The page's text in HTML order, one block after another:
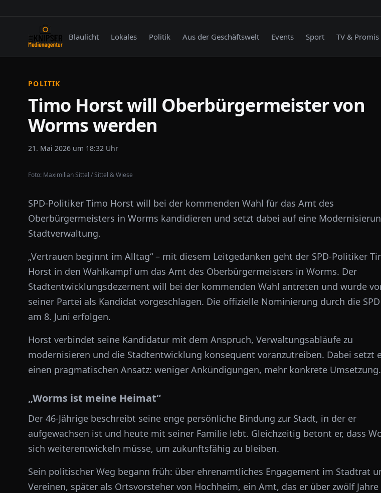
Blaulicht Lokales Politik Aus der Geschäftswelt Events Sport TV & Promis
POLITIK
Timo Horst will Oberbürgermeister von
Worms werden
21. Mai 2026 um 18:32 Uhr
Foto: Maximilian Sittel / Sittel & Wiese
SPD-Politiker Timo Horst will bei der kommenden Wahl für das Amt des
Oberbürgermeisters in Worms kandidieren und setzt dabei auf eine
Stadtverwaltung.
„Vertrauen beginnt im Alltag“ – mit diesem Leitgedanken geht der SPD-Politiker
Horst in den Wahlkampf um das Amt des Oberbürgermeisters in Worms. Der
Stadtentwicklungsdezernent will bei der kommenden Wahl antreten und wurde
seiner Partei als Kandidat vorgeschlagen. Die offizielle Nominierung durch die
am 8. Juni erfolgen.
Horst verbindet seine Kandidatur mit dem Anspruch, Verwaltungsabläufe zu
modernisieren und die Stadtentwicklung konsequent voranzutreiben. Dabei setzt
einen pragmatischen Ansatz: weniger Ankündigungen, mehr konkrete Umsetzung.
„Worms ist meine Heimat“
Der 46-Jährige beschreibt seine enge persönliche Bindung zur Stadt, in der er
aufgewachsen ist und heute mit seiner Familie lebt. Gleichzeitig betont er, dass
sich weiterentwickeln müsse, um zukunftsfähig zu bleiben.
Sein politischer Weg begann früh: über ehrenamtliches Engagement im Stadtrat
Vereinen, später als Ortsvorsteher von Hochheim, ein Amt, das er über zwölf Jahre